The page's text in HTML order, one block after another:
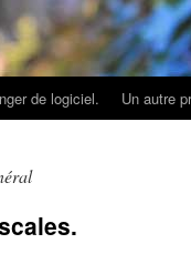
de logiciel. Un autre